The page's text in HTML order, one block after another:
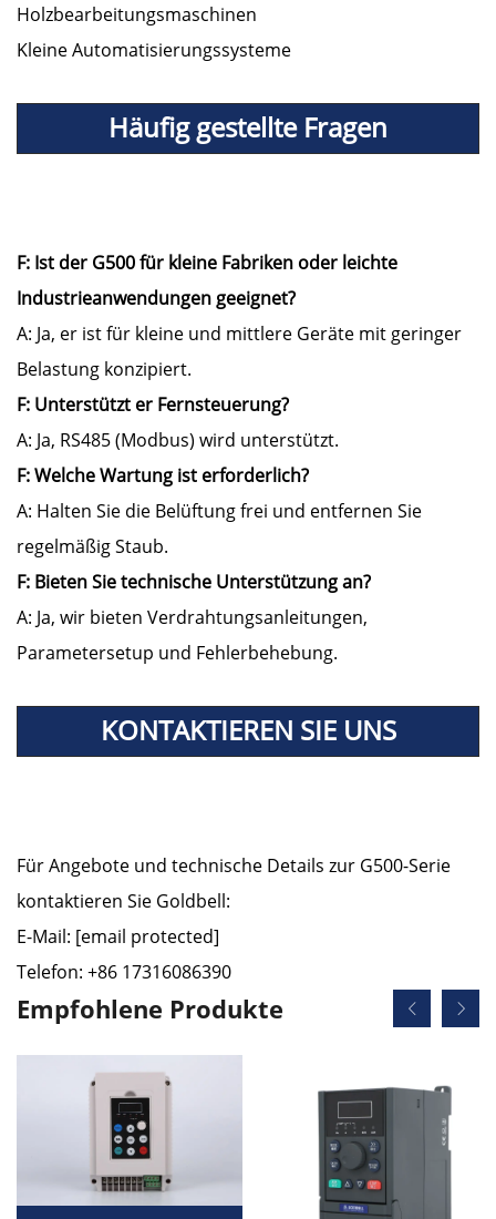
Holzbearbeitungsmaschinen
Kleine Automatisierungssysteme
Häufig gestellte Fragen
F: Ist der G500 für kleine Fabriken oder leichte
Industrieanwendungen geeignet?
A: Ja, er ist für kleine und mittlere Geräte mit geringer
Belastung konzipiert.
F: Unterstützt er Fernsteuerung?
A: Ja, RS485 (Modbus) wird unterstützt.
F: Welche Wartung ist erforderlich?
A: Halten Sie die Belüftung frei und entfernen Sie
regelmäßig Staub.
F: Bieten Sie technische Unterstützung an?
A: Ja, wir bieten Verdrahtungsanleitungen,
Parametersetup und Fehlerbehebung.
KONTAKTIEREN SIE UNS
Für Angebote und technische Details zur G500-Serie
kontaktieren Sie Goldbell:
E-Mail: [email protected]
Telefon: +86 17316086390
Empfohlene Produkte